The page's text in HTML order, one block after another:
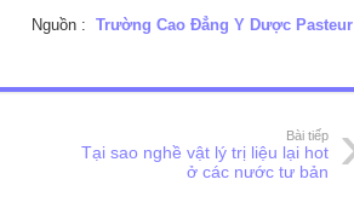
Nguồn : Trường Cao Đẳng Y Dược Pasteur
Bài tiếp
Tại sao nghề vật lý trị liệu lại hot
ở các nước tư bản